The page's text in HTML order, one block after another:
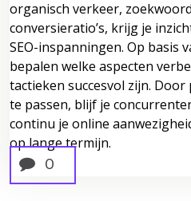
organisch verkeer,
conversieratio’s, krijg je
SEO-inspanningen. Op basis
bepalen welke aspecten
tactieken succesvol zijn.
te passen, blijf je
continu je online
op lange termijn.
0